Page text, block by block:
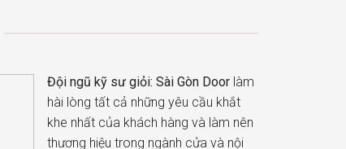
Đội ngũ kỹ sư giỏi: Sài Gòn Doorlàm
hài lòng tất cả những yêu cầu khắt
khe nhất của khách hàng và làm nên
thương hiệu trong ngành cửa và nội